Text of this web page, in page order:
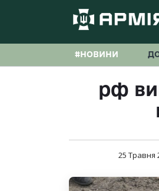
#НОВИНИ
рф
25 Травня